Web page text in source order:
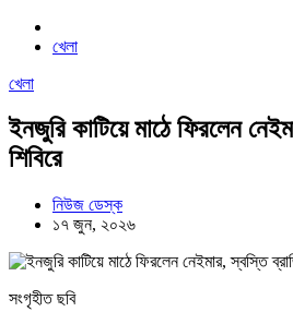
খেলা
খেলা
ইনজুরি কাটিয়ে মাঠে ফিরলেন
শিবিরে
নিউজ ডেস্ক
১৭ জুন, ২০২৬
সংগৃহীত ছবি